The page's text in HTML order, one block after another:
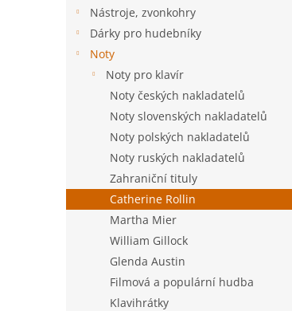
Nástroje, zvonkohry
Dárky pro hudebníky
Noty
Noty pro klavír
Noty českých nakladatelů
Noty slovenských nakladatelů
Noty polských nakladatelů
Noty ruských nakladatelů
Zahraniční tituly
Catherine Rollin
Martha Mier
William Gillock
Glenda Austin
Filmová a populární hudba
Klavihrátky